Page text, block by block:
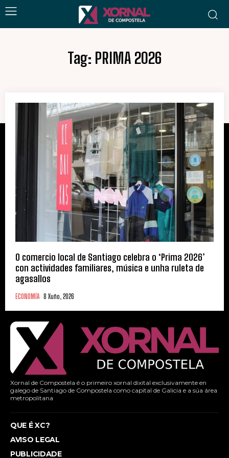
Tag: PRIMA 2026
O comercio local de Santiago celebra o ‘Prima 2026’
con actividades familiares, música e unha ruleta de
agasallos
ECONOMÍA 8 Xuño, 2026
Xornal de Compostela é o primeiro xornal dixital exclusivamente en
galego de Santiago de Compostela como capital de Galicia e a súa área
metropolitana
QUE É XC?
AVISO LEGAL
PUBLICIDADE